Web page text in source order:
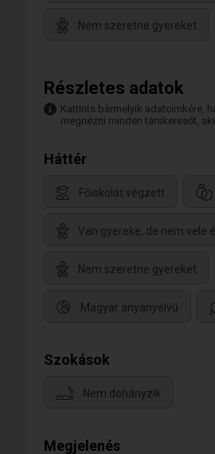
Nem szeretne gyereket
Részletes adatok
Kattints bármelyik adatcímkére,
megnézni minden társkeresőt,
Háttér
Főiskolát végzett
Van gyereke, de nem vele
Nem szeretne gyereket
Magyar anyanyelvű
Szokások
Nem dohányzik
Megjelenés